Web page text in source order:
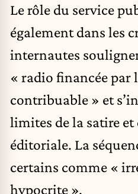
Le rôle du service
également dans les
internautes
« radio financée par
contribuable » et
limites de la satire
éditoriale. La
certains comme «
hypocrite ».